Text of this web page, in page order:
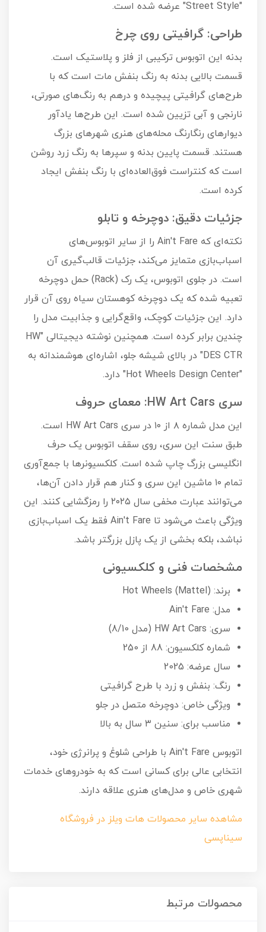
"Street Style" عرضه شده است.
طراحی: گرافیتی روی چرخ
بدنه این اتوبوس ترکیبی از فلز و پلاستیک است.
قسمت بالایی بدنه به رنگ بنفش مات است که با
طرح‌های گرافیتی پیچیده و درهم به رنگ‌های صورتی،
نارنجی و آبی تزیین شده است. این طرح‌ها یادآور
دیوارهای رنگارنگ محله‌های هنری شهرهای بزرگ
هستند. قسمت پایین بدنه و سپرها به رنگ زرد روشن
است که کنتراست فوق‌العاده‌ای با رنگ بنفش ایجاد
کرده است.
جزئیات دقیق: دوچرخه و تابلو
نکته‌ای که Ain't Fare را از سایر اتوبوس‌های
اسباب‌بازی متمایز می‌کند، جزئیات قالب‌گیری آن
است. در جلوی اتوبوس، یک رک (Rack) حمل دوچرخه
تعبیه شده که یک دوچرخه کوهستان سیاه روی آن قرار
دارد. این جزئیات کوچک، واقع‌گرایی و جذابیت مدل را
چندین برابر کرده است. همچنین نوشته دیجیتالی "HW
DES CTR" در بالای شیشه جلو، اشاره‌ای هوشمندانه به
"Hot Wheels Design Center" دارد.
سری HW Art Cars: معمای حروف
این مدل شماره ۸ از ۱۰ در سری HW Art Cars است.
طبق سنت این سری، روی سقف اتوبوس یک حرف
انگلیسی بزرگ چاپ شده است. کلکسیونرها با جمع‌آوری
تمام ۱۰ ماشین این سری و کنار هم قرار دادن آن‌ها،
می‌توانند عبارت مخفی سال ۲۰۲۵ را رمزگشایی کنند. این
ویژگی باعث می‌شود تا Ain't Fare فقط یک اسباب‌بازی
نباشد، بلکه بخشی از یک پازل بزرگتر باشد.
مشخصات فنی و کلکسیونی
برند: Hot Wheels (Mattel)
مدل: Ain't Fare
سری: HW Art Cars (مدل 8/10)
شماره کلکسیون: 88 از 250
سال عرضه: 2025
رنگ: بنفش و زرد با طرح گرافیتی
ویژگی خاص: دوچرخه متصل در جلو
مناسب برای: سنین ۳ سال به بالا
اتوبوس Ain't Fare با طراحی شلوغ و پرانرژی خود،
انتخابی عالی برای کسانی است که به خودروهای خدمات
شهری خاص و مدل‌های هنری علاقه دارند.
مشاهده سایر محصولات هات ویلز در فروشگاه
سیناپسی
محصولات مرتبط